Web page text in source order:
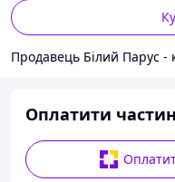
Оплатити